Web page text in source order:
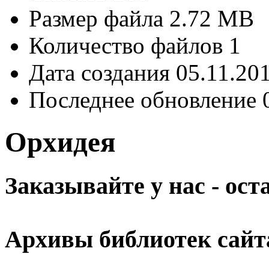
Размер файла 2.72 MB
Количество файлов 1
Дата создания
Последнее обновление
Орхидея
Заказывайте у нас -
Архивы библиотек